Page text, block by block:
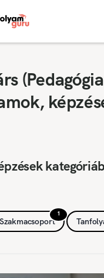
1
Szakmacsoport